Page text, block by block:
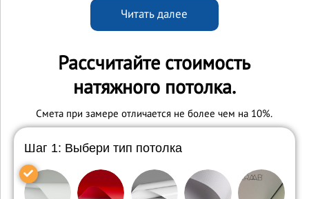
Читать далее
Рассчитайте стоимость
натяжного потолка.
Cмета при замере отличается не более чем на 10%.
Шаг 1: Выбери тип потолка